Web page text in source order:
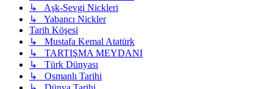
↳ Aşk-Sevgi Nickleri
↳ Yabancı Nickler
Tarih Köşesi
↳ Mustafa Kemal Atatürk
↳ TARTIŞMA MEYDANI
↳ Türk Dünyası
↳ Osmanlı Tarihi